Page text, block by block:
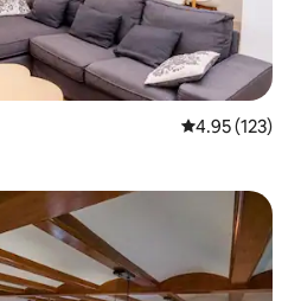
4.95 out of 5
4.95 (123)